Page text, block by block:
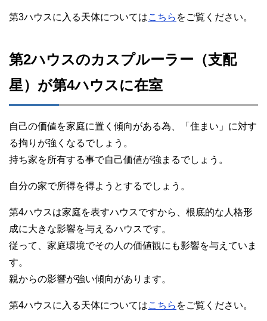
第3ハウスに入る天体についてはこちら をご覧ください。
第2ハウスのカスプルーラー（支配
星）が第4ハウスに在室
自己の価値を家庭に置く傾向がある為、「住まい」に対す
る拘りが強くなるでしょう。
持ち家を所有する事で自己価値が強まるでしょう。
自分の家で所得を得ようとするでしょう。
第4ハウスは家庭を表すハウスですから、根底的な人格形
成に大きな影響を与えるハウスです。
従って、家庭環境でその人の価値観にも影響を与えていま
す。
親からの影響が強い傾向があります。
第4ハウスに入る天体についてはこちら をご覧ください。